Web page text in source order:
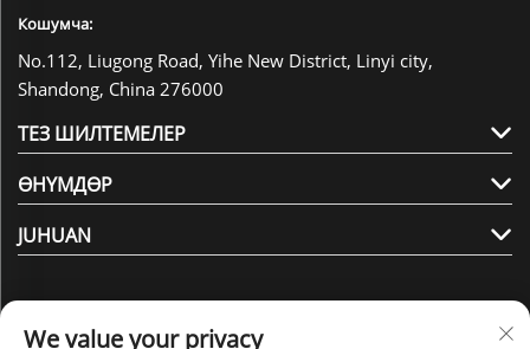
Кошумча:
No.112, Liugong Road, Yihe New District, Linyi city,
Shandong, China 276000
ТЕЗ ШИЛТЕМЕЛЕР
ӨНҮМДӨР
JUHUAN
We value your privacy